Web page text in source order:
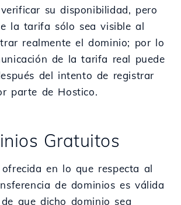
su disponibilidad, pero
la tarifa sólo sea visible al
realmente el dominio; por lo
de la tarifa real puede
del intento de registrar
parte de Hostico.
Gratuitos
en lo que respecta al
de dominios es válida
que dicho dominio sea